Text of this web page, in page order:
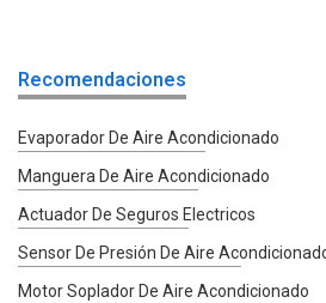
Recomendaciones
Evaporador De Aire Acondicionado
Manguera De Aire Acondicionado
Actuador De Seguros Electricos
Sensor De Presión De Aire
Motor Soplador De Aire Acondicionado